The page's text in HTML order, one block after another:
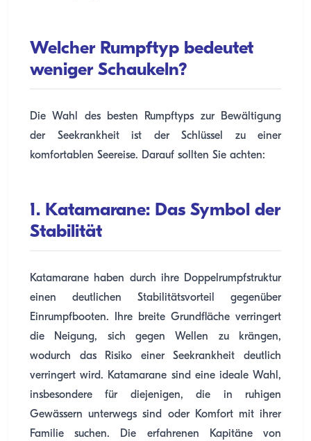
Welcher Rumpftyp bedeutet
weniger Schaukeln?
Die Wahl des besten Rumpftyps zur Bewältigung
der Seekrankheit ist der Schlüssel zu einer
komfortablen Seereise. Darauf sollten Sie achten:
1. Katamarane: Das Symbol der
Stabilität
Katamarane haben durch ihre Doppelrumpfstruktur
einen deutlichen Stabilitätsvorteil gegenüber
Einrumpfbooten. Ihre breite Grundfläche verringert
die Neigung, sich gegen Wellen zu krängen,
wodurch das Risiko einer Seekrankheit deutlich
verringert wird. Katamarane sind eine ideale Wahl,
insbesondere für diejenigen, die in ruhigen
Gewässern unterwegs sind oder Komfort mit ihrer
Familie suchen. Die erfahrenen Kapitäne von